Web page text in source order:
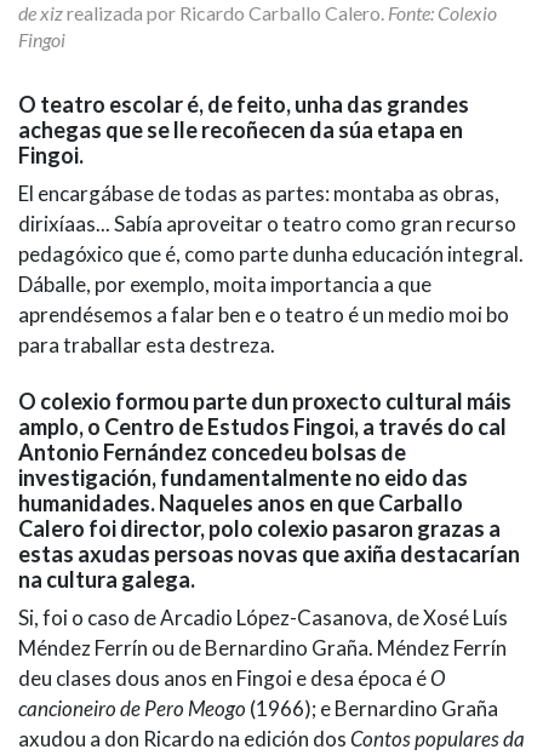
de xizrealizada por Ricardo Carballo Calero. Fonte: Colexio
Fingoi
O teatro escolar é, de feito, unha das grandes
achegas que se lle recoñecen da súa etapa en
Fingoi.
El encargábase de todas as partes: montaba as obras,
dirixíaas... Sabía aproveitar o teatro como gran recurso
pedagóxico que é, como parte dunha educación integral.
Dáballe, por exemplo, moita importancia a que
aprendésemos a falar ben e o teatro é un medio moi bo
para traballar esta destreza.
O colexio formou parte dun proxecto cultural máis
amplo, o Centro de Estudos Fingoi, a través do cal
Antonio Fernández concedeu bolsas de
investigación, fundamentalmente no eido das
humanidades. Naqueles anos en que Carballo
Calero foi director, polo colexio pasaron grazas a
estas axudas persoas novas que axiña destacarían
na cultura galega.
Si, foi o caso de Arcadio López-Casanova, de Xosé Luís
Méndez Ferrín ou de Bernardino Graña. Méndez Ferrín
deu clases dous anos en Fingoi e desa época éO
cancioneiro de Pero Meogo (1966); e Bernardino Graña
axudou a don Ricardo na edición dosContos populares da